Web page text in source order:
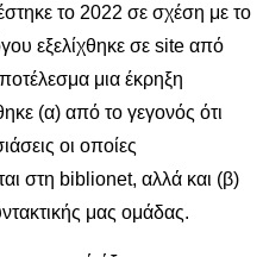
το 2022 σε σχέση με το
εξελίχθηκε σε site από
μια έκρηξη
(α) από το γεγονός ότι
οι οποίες
στη biblionet, αλλά και (β)
μας ομάδας.